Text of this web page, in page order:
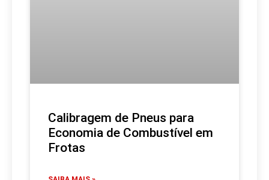
Calibragem de Pneus para
Economia de Combustível em
Frotas